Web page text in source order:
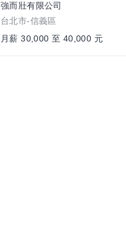
強而壯有限公司
台北市-信義區
月薪 30,000 至 40,000 元